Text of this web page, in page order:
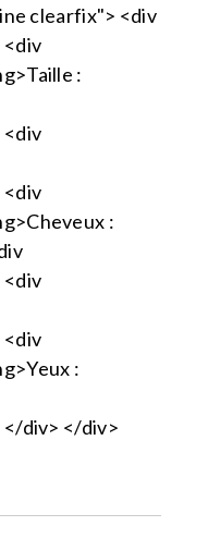
clearfix"> <div
<div
:
<div
<div
:
<div
<div
:
div> </div>